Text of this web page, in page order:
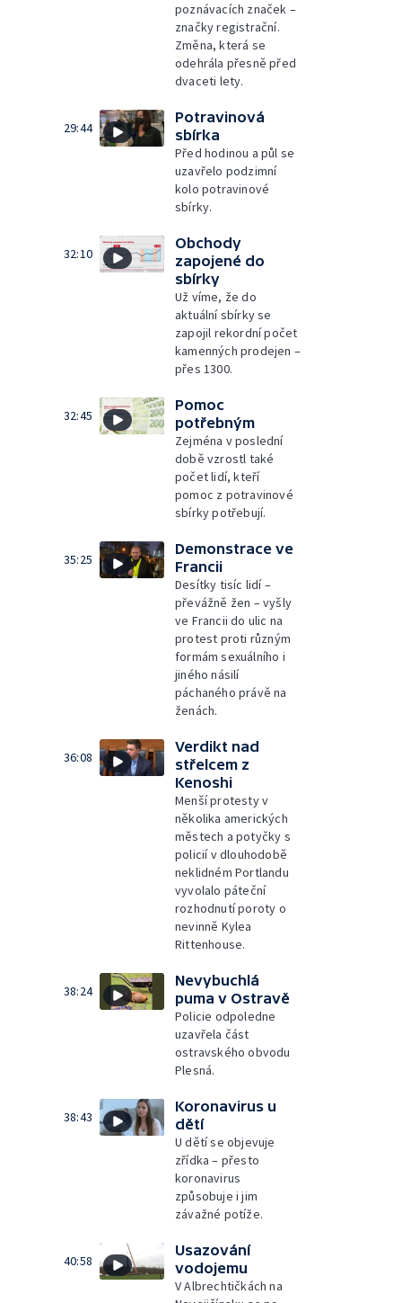
poznávacích značek –
značky registrační.
Změna, která se
odehrála přesně před
dvaceti lety.
29:44
Potravinová
sbírka
Před hodinou a půl se
uzavřelo podzimní
kolo potravinové
sbírky.
32:10
Obchody
zapojené do
sbírky
Už víme, že do
aktuální sbírky se
zapojil rekordní počet
kamenných prodejen –
přes 1300.
32:45
Pomoc
potřebným
Zejména v poslední
době vzrostl také
počet lidí, kteří
pomoc z potravinové
sbírky potřebují.
35:25
Demonstrace ve
Francii
Desítky tisíc lidí –
převážně žen – vyšly
ve Francii do ulic na
protest proti různým
formám sexuálního i
jiného násilí
páchaného právě na
ženách.
36:08
Verdikt nad
střelcem z
Kenoshi
Menší protesty v
několika amerických
městech a potyčky s
policií v dlouhodobě
neklidném Portlandu
vyvolalo páteční
rozhodnutí poroty o
nevinně Kylea
Rittenhouse.
38:24
Nevybuchlá
puma v Ostravě
Policie odpoledne
uzavřela část
ostravského obvodu
Plesná.
38:43
Koronavirus u
dětí
U dětí se objevuje
zřídka – přesto
koronavirus
způsobuje i jim
závažné potíže.
40:58
Usazování
vodojemu
V Albrechtičkách na